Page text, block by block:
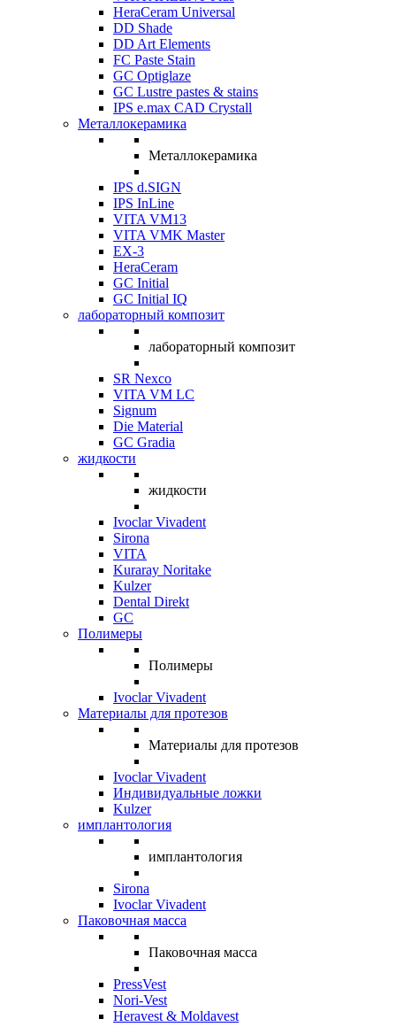
HeraCeram Universal
DD Shade
DD Art Elements
FC Paste Stain
GC Optiglaze
GC Lustre pastes & stains
IPS e.max CAD Crystall
Металлокерамика
Металлокерамика
IPS d.SIGN
IPS InLine
VITA VM13
VITA VMK Master
EX-3
HeraCeram
GC Initial
GC Initial IQ
лабораторный композит
лабораторный композит
SR Nexco
VITA VM LC
Signum
Die Material
GC Gradia
жидкости
жидкости
Ivoclar Vivadent
Sirona
VITA
Kuraray Noritake
Kulzer
Dental Direkt
GC
Полимеры
Полимеры
Ivoclar Vivadent
Материалы для протезов
Материалы для протезов
Ivoclar Vivadent
Индивидуальные ложки
Kulzer
имплантология
имплантология
Sirona
Ivoclar Vivadent
Паковочная масса
Паковочная масса
PressVest
Nori-Vest
Heravest & Moldavest